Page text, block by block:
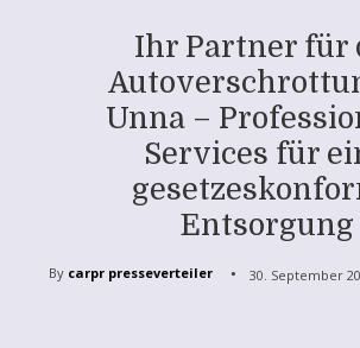
Ihr Partner für
Unna –
Services für
Entsorgung
By carpr presseverteiler 30. September